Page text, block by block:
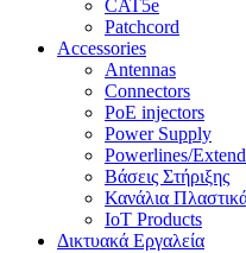
CAT5e
Patchcord
Accessories
Antennas
Connectors
PoE injectors
Power Supply
Powerlines/
Βάσεις Στήριξης
Κανάλια
IoT Products
Δικτυακά Εργαλεία